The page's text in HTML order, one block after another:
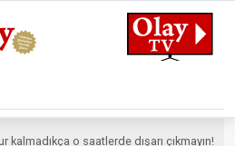
kalmadıkça o saatlerde dışarı çıkmayın!